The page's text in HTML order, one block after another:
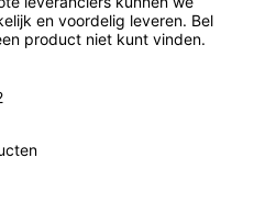
en voordelig leveren. Bel
product niet kunt vinden.